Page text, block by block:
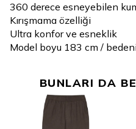
360 derece esneyebilen
Kırışmama özelliği
Ultra konfor ve esneklik
Model boyu 183 cm /
BUNLARI DA